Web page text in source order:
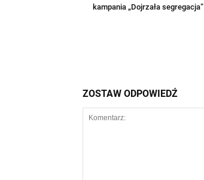
kampania „Dojrzała segregacja”
ZOSTAW ODPOWIEDŹ